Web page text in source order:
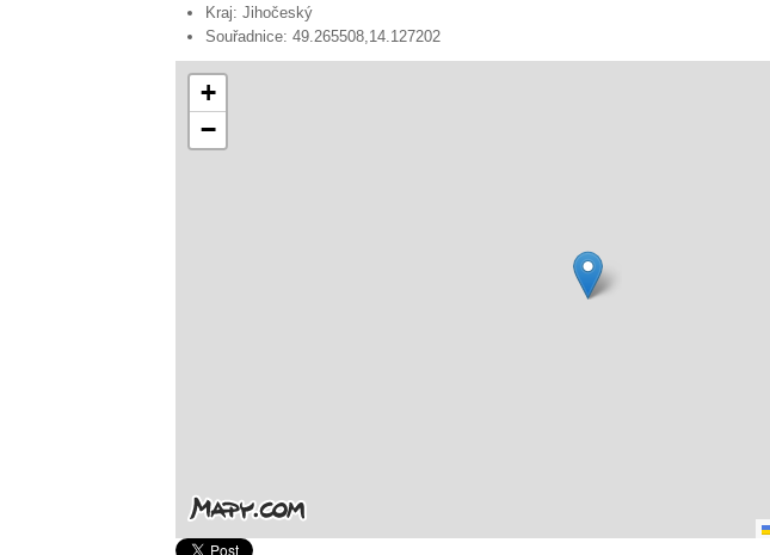
Kraj: Jihočeský
Souřadnice: 49.265508,14.127202
+
−